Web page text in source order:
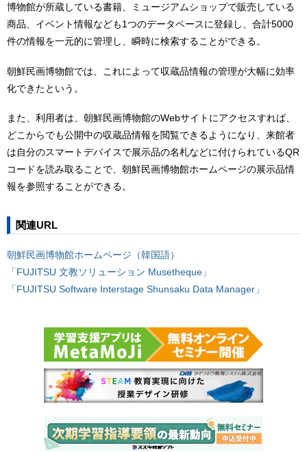
博物館が所蔵している書籍、ミュージアムショップで販売している
商品、イベント情報なども1つのデータベースに登録し、合計5000
件の情報を一元的に管理し、瞬時に検索することができる。
朝鮮民画博物館では、これによって収蔵品情報の管理が大幅に効率
化できたという。
また、利用者は、朝鮮民画博物館のWebサイトにアクセスすれば、
どこからでも公開中の収蔵品情報を閲覧できるようになり、来館者
は自分のスマートデバイスで展示品の名札などに付けられているQR
コードを読み取ることで、朝鮮民画博物館ホームページの展示品情
報を参照することができる。
関連URL
朝鮮民画博物館ホームページ（韓国語）
「FUJITSU 文教ソリューション Musetheque」
「FUJITSU Software Interstage Shunsaku Data Manager」